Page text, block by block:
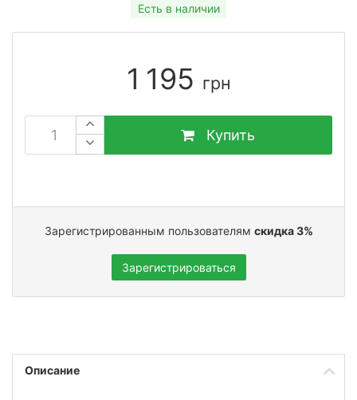
Есть в наличии
1 195 грн
Купить
Зарегистрированным пользователям скидка 3%
Зарегистрироваться
Описание